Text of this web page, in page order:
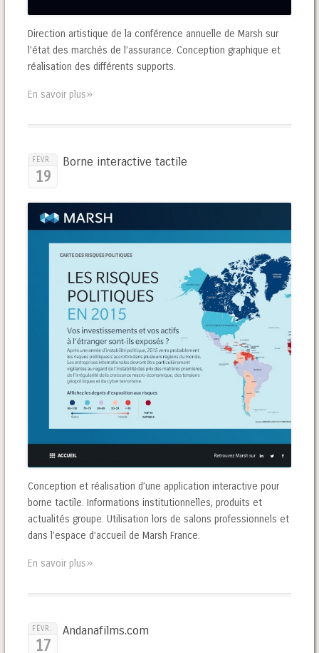
Direction artistique de la conférence annuelle de Marsh sur
l’état des marchés de l’assurance. Conception graphique et
réalisation des différents supports.
En savoir plus»
FÉVR.
19
Borne interactive tactile
Conception et réalisation d’une application interactive pour
borne tactile. Informations institutionnelles, produits et
actualités groupe. Utilisation lors de salons professionnels et
dans l’espace d’accueil de Marsh France.
En savoir plus»
FÉVR.
17
Andanafilms.com